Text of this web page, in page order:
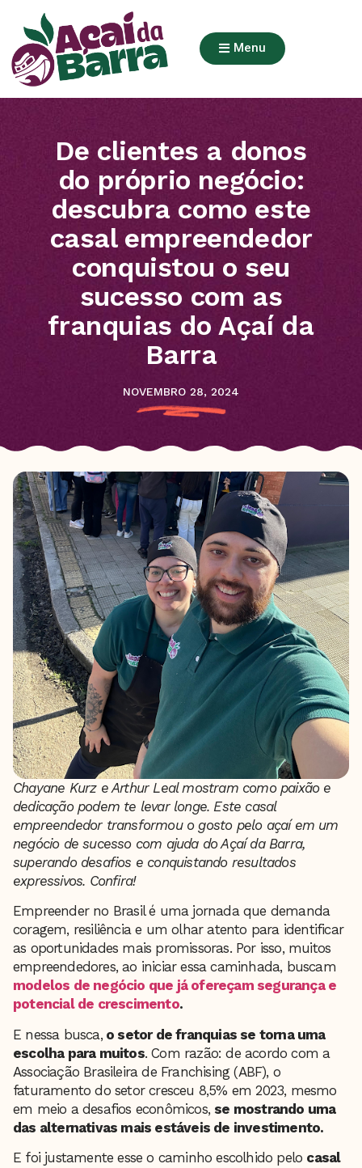
Menu
De clientes a donos
do próprio negócio:
descubra como este
casal empreendedor
conquistou o seu
sucesso com as
franquias do Açaí da
Barra
NOVEMBRO 28, 2024
Chayane Kurz e Arthur Leal mostram como paixão e
dedicação podem te levar longe. Este casal
empreendedor transformou o gosto pelo açaí em um
negócio de sucesso com ajuda do Açaí da Barra,
superando desafios e conquistando resultados
expressivos. Confira!
Empreender no Brasil é uma jornada que demanda
coragem, resiliência e um olhar atento para identificar
as oportunidades mais promissoras. Por isso, muitos
empreendedores, ao iniciar essa caminhada, buscam
modelos de negócio que já ofereçam segurança e
potencial de crescimento.
E nessa busca,o setor de franquias se torna uma
escolha para muitos. Com razão: de acordo com a
Associação Brasileira de Franchising (ABF), o
faturamento do setor cresceu 8,5% em 2023, mesmo
em meio a desafios econômicos, se mostrando uma
das alternativas mais estáveis de investimento.
E foi justamente esse o caminho escolhido pelo casal